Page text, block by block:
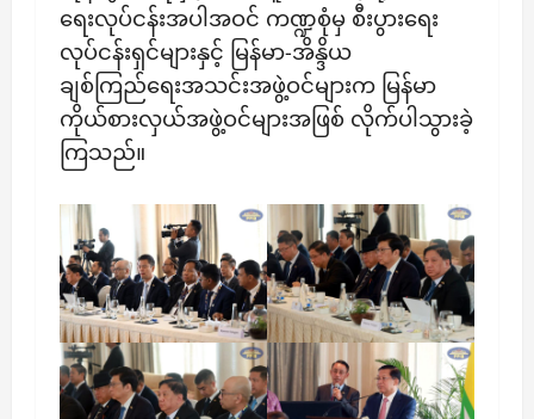
ရေးလုပ်ငန်းအပါအဝင် ကဏ္ဍစုံမှ စီးပွားရေး
လုပ်ငန်းရှင်များနှင့် မြန်မာ-အိန္ဒိယ
ချစ်ကြည်ရေးအသင်းအဖွဲ့ဝင်များက မြန်မာ
ကိုယ်စားလှယ်အဖွဲ့ဝင်များအဖြစ် လိုက်ပါသွားခဲ့
ကြသည်။